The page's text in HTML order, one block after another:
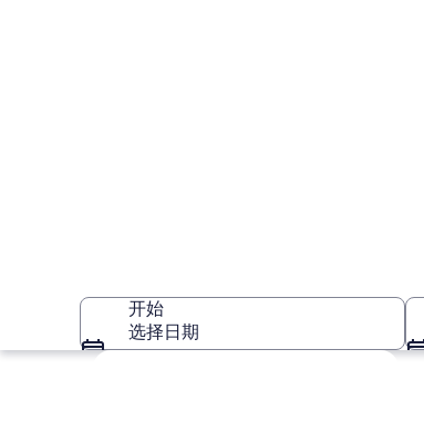
开始
选择日期
浏览地图